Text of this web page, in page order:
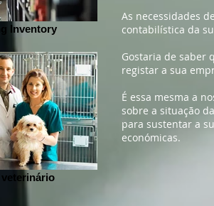
As necessidades
contabilística da
Gostaria de saber
registar a sua
É essa mesma a
sobre a situação
para sustentar a
económicas.
Inventory